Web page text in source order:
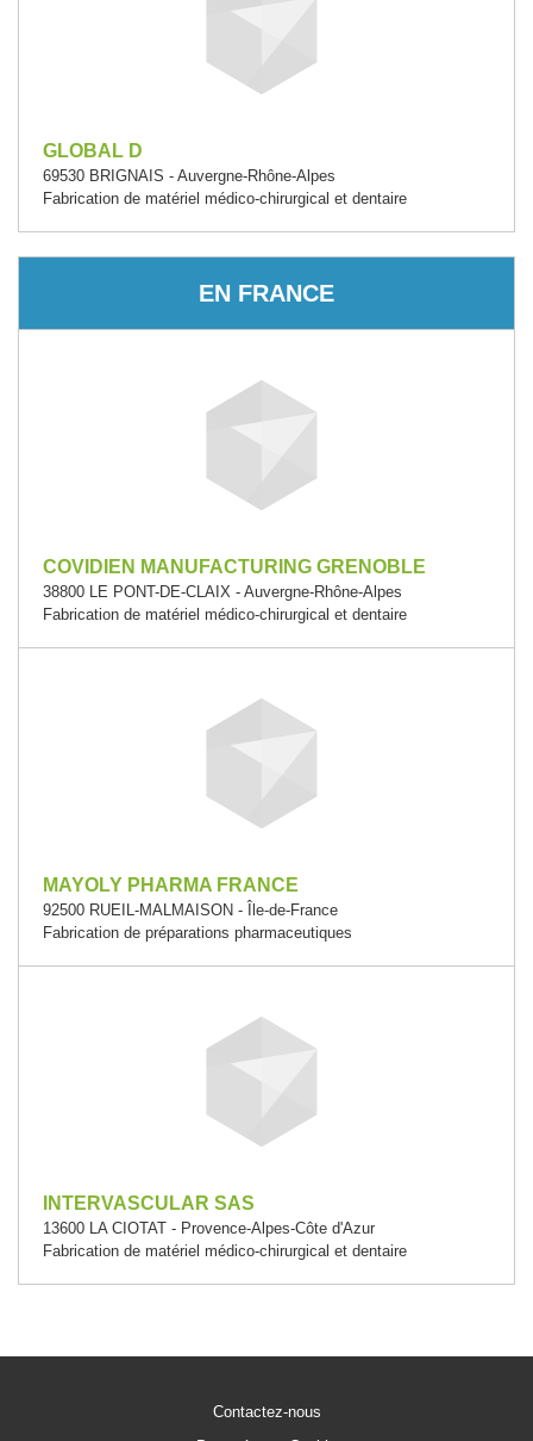
GLOBAL D
69530 BRIGNAIS - Auvergne-Rhône-Alpes
Fabrication de matériel médico-chirurgical et dentaire
EN FRANCE
COVIDIEN MANUFACTURING GRENOBLE
38800 LE PONT-DE-CLAIX - Auvergne-Rhône-Alpes
Fabrication de matériel médico-chirurgical et dentaire
MAYOLY PHARMA FRANCE
92500 RUEIL-MALMAISON - Île-de-France
Fabrication de préparations pharmaceutiques
INTERVASCULAR SAS
13600 LA CIOTAT - Provence-Alpes-Côte d'Azur
Fabrication de matériel médico-chirurgical et dentaire
Contactez-nous